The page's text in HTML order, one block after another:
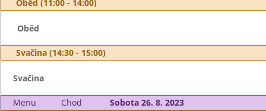
Oběd (11:00 - 14:00)
Oběd
Svačina (14:30 - 15:00)
Svačina
Menu Chod
Sobota 26. 8. 2023